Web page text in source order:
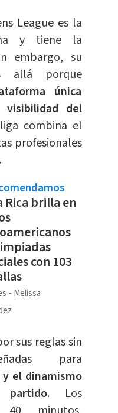
League es la
y tiene la
embargo, su
allá porque
única
visibilidad del
combina el
profesionales
Rica brilla en
con 103
Melissa
sus reglas sin
para
el dinamismo
. Los